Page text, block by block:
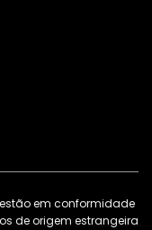
em conformidade
de origem estrangeira